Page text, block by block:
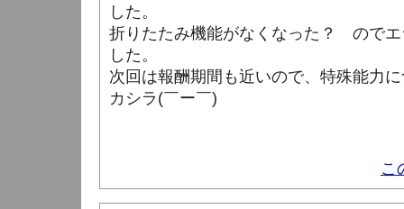
した。
折りたたみ機能がなくなった？ ので
した。
次回は報酬期間も近いので、特殊能力
カシラ(￣ー￣)
こ